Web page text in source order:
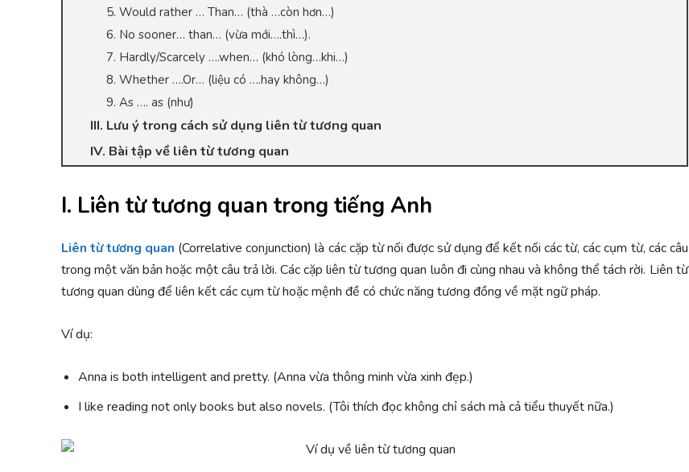
5. Would rather … Than… (thà …còn hơn…)
6. No sooner… than… (vừa mới….thì…).
7. Hardly/Scarcely ….when… (khó lòng…khi…)
8. Whether ….Or… (liệu có ….hay không…)
9. As …. as (như)
III. Lưu ý trong cách sử dụng liên từ tương quan
IV. Bài tập về liên từ tương quan
I. Liên từ tương quan trong tiếng Anh
Liên từ tương quan (Correlative conjunction) là các cặp từ nối được sử dụng để kết nối các từ, các cụm từ, các câu
trong một văn bản hoặc một câu trả lời. Các cặp liên từ tương quan luôn đi cùng nhau và không thể tách rời. Liên từ
tương quan dùng để liên kết các cụm từ hoặc mệnh đề có chức năng tương đồng về mặt ngữ pháp.
Ví dụ:
Anna is both intelligent and pretty. (Anna vừa thông minh vừa xinh đẹp.)
I like reading not only books but also novels. (Tôi thích đọc không chỉ sách mà cả tiểu thuyết nữa.)